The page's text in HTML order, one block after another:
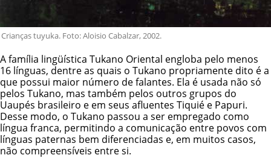
Crianças tuyuka. Foto: Aloisio Cabalzar, 2002.
A família lingüística Tukano Oriental engloba pelo menos
16 línguas, dentre as quais o Tukano propriamente dito é a
que possui maior número de falantes. Ela é usada não só
pelos Tukano, mas também pelos outros grupos do
Uaupés brasileiro e em seus afluentes Tiquié e Papuri.
Desse modo, o Tukano passou a ser empregado como
língua franca, permitindo a comunicação entre povos com
línguas paternas bem diferenciadas e, em muitos casos,
não compreensíveis entre si.